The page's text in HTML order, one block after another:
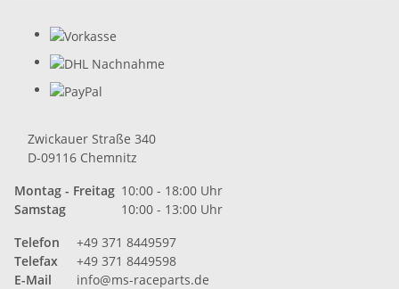
Zwickauer Straße 340
D-09116 Chemnitz
Montag - Freitag 10:00 - 18:00 Uhr
Samstag
10:00 - 13:00 Uhr
Telefon
+49 371 8449597
Telefax
+49 371 8449598
E-Mail
info@ms-raceparts.de